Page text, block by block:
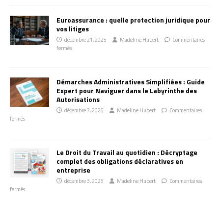
Euroassurance : quelle protection juridique pour
vos litiges
décembre 21, 2025 Madeline Hubert
Commentaires
fermés
Démarches Administratives Simplifiées : Guide
Expert pour Naviguer dans le Labyrinthe des
Autorisations
décembre 7, 2025 Madeline Hubert
Commentaires
fermés
Le Droit du Travail au quotidien : Décryptage
complet des obligations déclaratives en
entreprise
décembre 3, 2025 Madeline Hubert
Commentaires
fermés